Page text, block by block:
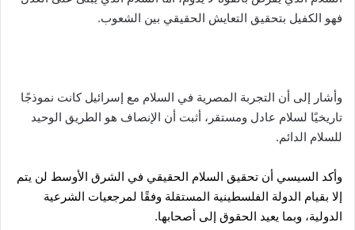
فهو الكفيل بتحقيق التعايش الحقيقي بين الشعوب.
وأشار إلى أن التجربة المصرية في السلام مع إسرائيل كانت نموذجًا
تاريخيًا لسلام عادل ومستقر، أثبت أن الإنصاف هو الطريق الوحيد
للسلام الدائم.
وأكد السيسي أن تحقيق السلام الحقيقي في الشرق الأوسط لن يتم
إلا بقيام الدولة الفلسطينية المستقلة وفقًا لمرجعيات الشرعية
الدولية، وبما يعيد الحقوق إلى أصحابها.